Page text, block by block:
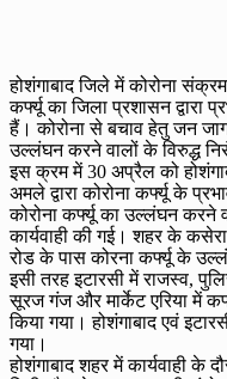
होशंगाबाद जिले में कोरोना
कर्फ्यू का जिला प्रशासन द्वारा
हैं। कोरोना से बचाव हेतु जन
उल्लंघन करने वालों के विरुद्ध
इस क्रम में 30 अप्रैल को
अमले द्वारा कोरोना कर्फ्यू के
कोरोना कर्फ्यू का उल्लंघन करने
कार्यवाही की गई। शहर के
रोड के पास कोरना कर्फ्यू के
इसी तरह इटारसी में राजस्व,
सूरज गंज और मार्केट एरिया में
किया गया। होशंगाबाद एवं
गया।
होशंगाबाद शहर में कार्यवाही के